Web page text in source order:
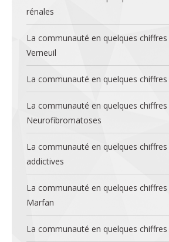
rénales
La communauté en quelques
Verneuil
La communauté en quelques chiffres
La communauté en quelques chiffres
Neurofibromatoses
La communauté en quelques
addictives
La communauté en quelques
Marfan
La communauté en quelques chiffres